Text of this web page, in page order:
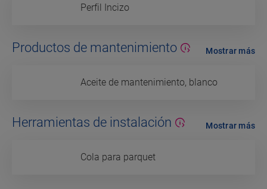
Perfil Incizo
Productos de mantenimiento
Aceite de mantenimiento, blanco
Mostrar más
Herramientas de instalación
Cola para parquet
Mostrar más